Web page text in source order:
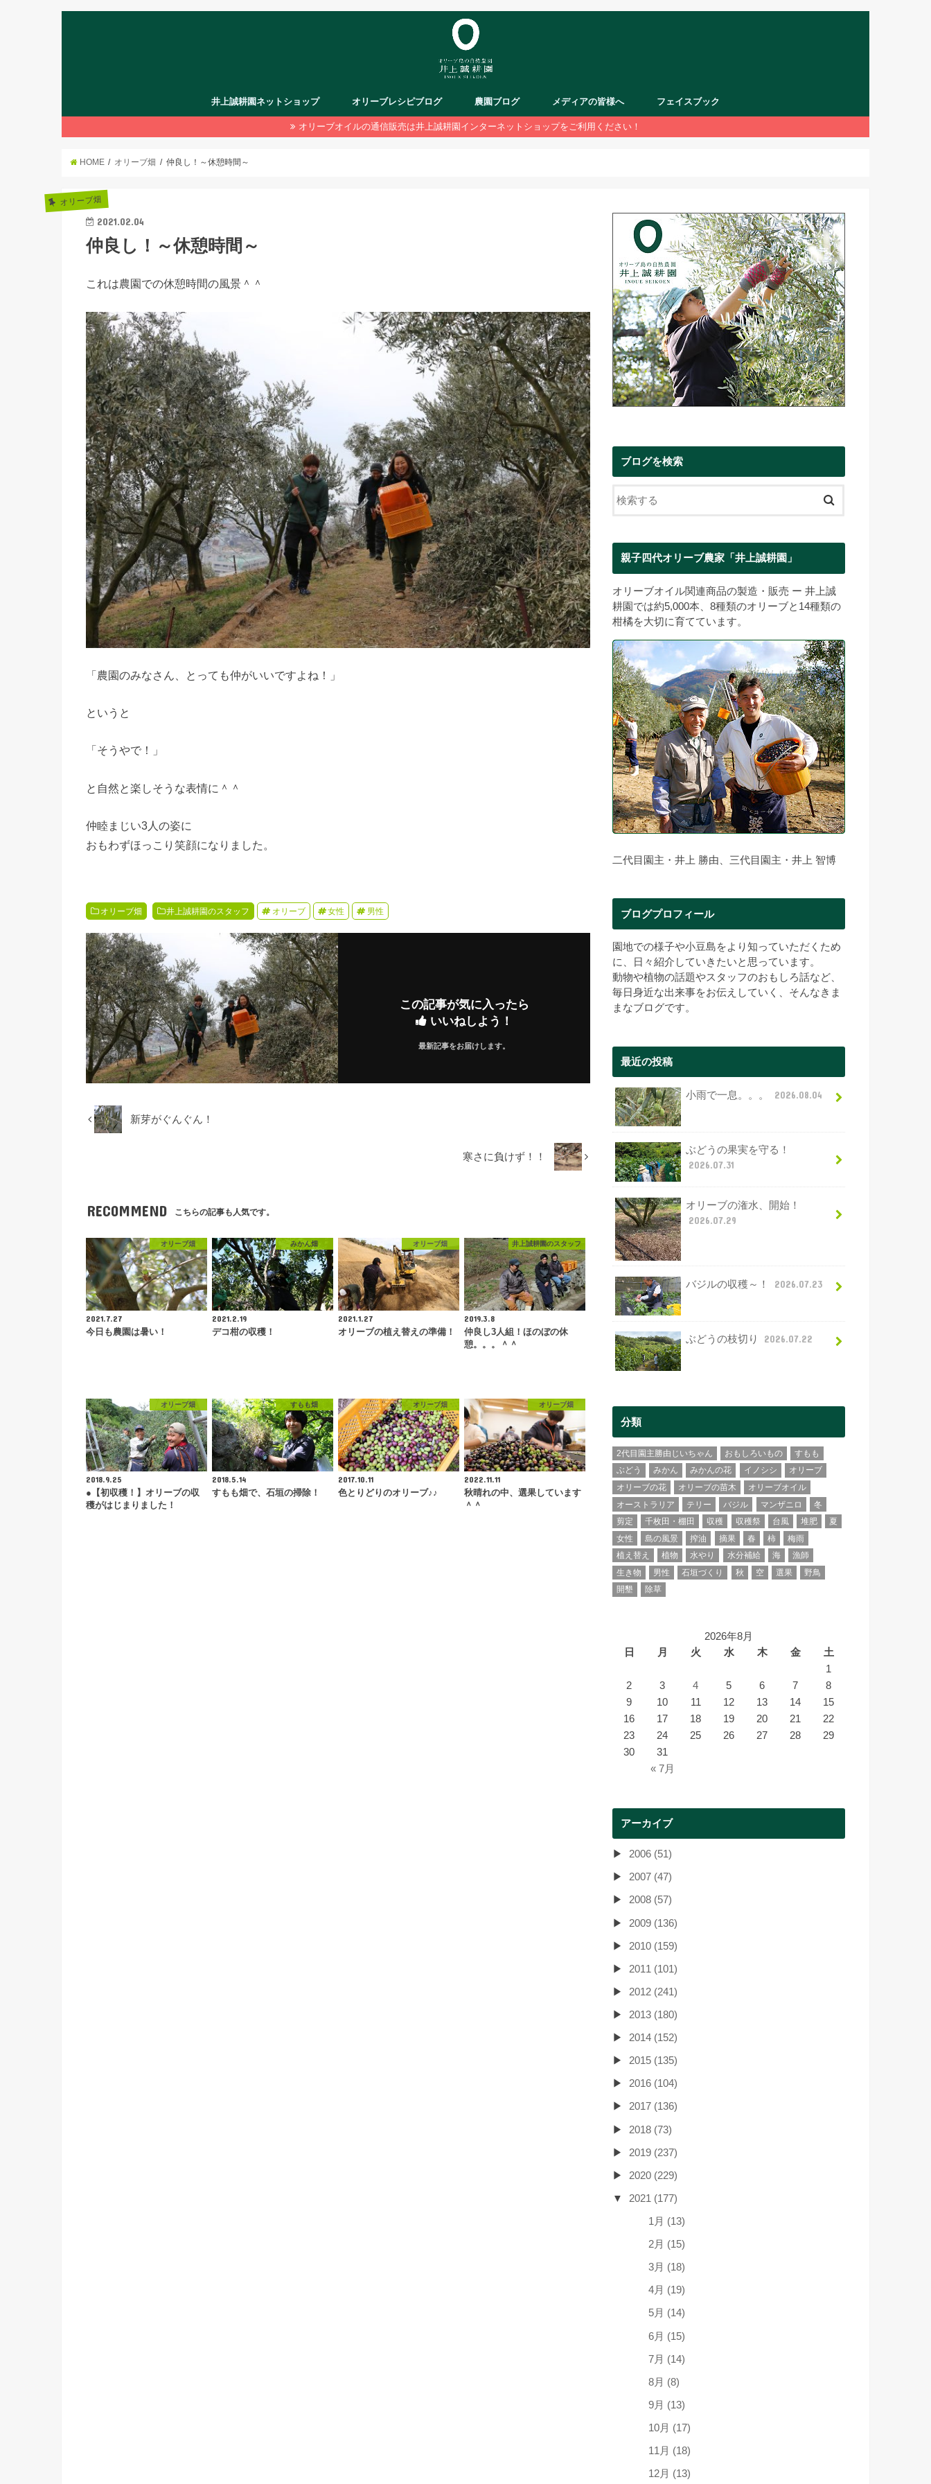
井上誠耕園ネットショップ オリーブレシピブログ 農園ブログ メディアの皆様へ フェイスブック
オリーブオイルの通信販売は井上誠耕園インターネットショップをご利用ください！
HOME オリーブ畑 仲良し！～休憩時間～
オリーブ畑
2021.02.04
仲良し！～休憩時間～
これは農園での休憩時間の風景＾＾
「農園のみなさん、とっても仲がいいですよね！」
というと
「そうやで！」
と自然と楽しそうな表情に＾＾
仲睦まじい3人の姿に
おもわずほっこり笑顔になりました。
オリーブ畑 井上誠耕園のスタッフ オリーブ 女性 男性
この記事が気に入ったら
いいねしよう！
最新記事をお届けします。
新芽がぐんぐん！
寒さに負けず！！
RECOMMEND こちらの記事も人気です。
オリーブ畑
2021.7.27
今日も農園は暑い！
みかん畑
2021.2.19
デコ柑の収穫！
オリーブ畑
2021.1.27
オリーブの植え替えの準備！
井上誠耕園のスタッフ
2019.3.8
仲良し3人組！ほのぼの休
憩。。。＾＾
オリーブ畑
2018.9.25
●【初収穫！】オリーブの収
穫がはじまりました！
すもも畑
2018.5.14
すもも畑で、石垣の掃除！
オリーブ畑
2017.10.11
色とりどりのオリーブ♪♪
オリーブ畑
2022.11.11
秋晴れの中、選果しています
＾＾
ブログを検索
親子四代オリーブ農家「井上誠耕園」
オリーブオイル関連商品の製造・販売 ー 井上誠
耕園では約5,000本、8種類のオリーブと14種類の
柑橘を大切に育てています。
二代目園主・井上 勝由、三代目園主・井上 智博
ブログプロフィール
園地での様子や小豆島をより知っていただくため
に、日々紹介していきたいと思っています。
動物や植物の話題やスタッフのおもしろ話など、
毎日身近な出来事をお伝えしていく、そんなきま
まなブログです。
最近の投稿
小雨で一息。。。 2026.08.04
ぶどうの果実を守る！
2026.07.31
オリーブの潅水、開始！
2026.07.29
バジルの収穫～！ 2026.07.23
ぶどうの枝切り 2026.07.22
分類
2代目園主勝由じいちゃん おもしろいもの
すもも
ぶどう
みかん みかんの花 イノシシ
オリーブ
オリーブの花
オリーブの苗木
オリーブオイル
オーストラリア
テリー バジル マンザニロ
冬
剪定
千枚田・棚田 収穫 収穫祭 台風 堆肥
夏
女性
島の風景 搾油 摘果 春 柿
梅雨
植え替え
植物 水やり 水分補給 海
漁師
生き物
男性 石垣づくり 秋 空 選果
野鳥
開墾
除草
2026年8月
日
月 火 水 木 金 土
« 7月
1
2
3 4 5 6 7
8
9
10 11 12 13 14
15
16
17 18 19 20 21
22
23
24 25 26 27 28
29
30
31
アーカイブ
2006 (51)
2007 (47)
2008 (57)
2009 (136)
2010 (159)
2011 (101)
2012 (241)
2013 (180)
2014 (152)
2015 (135)
2016 (104)
2017 (136)
2018 (73)
2019 (237)
2020 (229)
2021 (177)
1月 (13)
2月 (15)
3月 (18)
4月 (19)
5月 (14)
6月 (15)
7月 (14)
8月 (8)
9月 (13)
10月 (17)
11月 (18)
12月 (13)